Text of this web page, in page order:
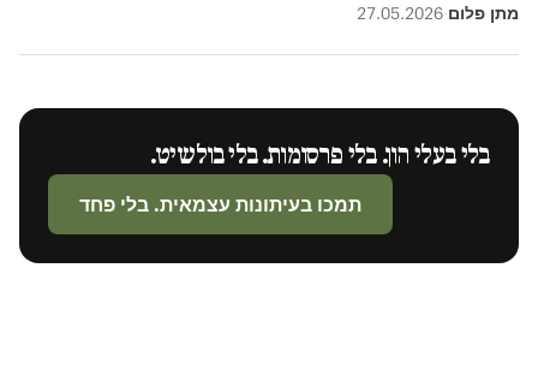
מתן פלום·
27.05.2026
בלי בעלי הון. בלי פרסומות. בלי בולשיט.
תמכו בעיתונות עצמאית. בלי פחד